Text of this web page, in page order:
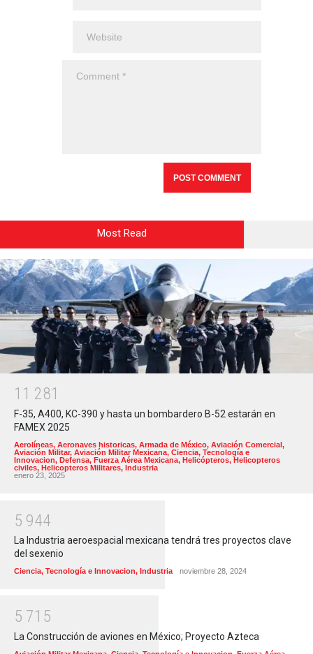
Most Read
1 1 281
F-35, A400, KC-390 y hasta un bombardero B-52 estarán en
FAMEX 2025
Aerolíneas, Aeronaves historicas, Armada de México, Aviación Comercial,
Aviación Militar, Aviación Militar Mexicana, Ciencia, Tecnología e
Innovacion, Defensa, Fuerza Aérea Mexicana, Helicópteros, Helicopteros
civiles, Helicopteros Militares, Industria
enero 23, 2025
5 944
La Industria aeroespacial mexicana tendrá tres proyectos clave
del sexenio
Ciencia, Tecnología e Innovacion, Industria noviembre 28, 2024
5 71 5
La Construcción de aviones en México; Proyecto Azteca